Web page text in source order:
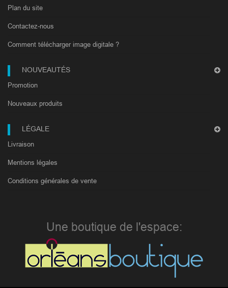
Plan du site
Contactez-nous
Comment télécharger image digitale ?
NOUVEAUTÉS
Promotion
Nouveaux produits
LÉGALE
Livraison
Mentions légales
Conditions générales de vente
Une boutique de l'espace: